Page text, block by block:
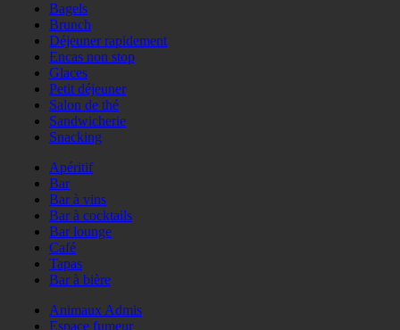
Bagels
Brunch
Déjeuner rapidement
Encas non stop
Glaces
Petit déjeuner
Salon de thé
Sandwicherie
Snacking
Apéritif
Bar
Bar à vins
Bar à cocktails
Bar lounge
Café
Tapas
Bar à bière
Animaux Admis
Espace fumeur